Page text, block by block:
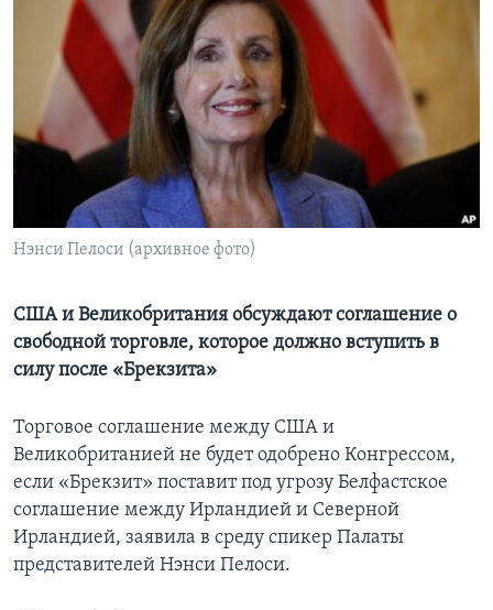
Learning English
СОЦИАЛЬНЫЕ СЕТИ
Языки
Нэнси Пелоси (архивное фото)
США и Великобритания обсуждают соглашение о
свободной торговле, которое должно вступить в
силу после «Брекзита»
Торговое соглашение между США и
Великобританией не будет одобрено Конгрессом,
если «Брекзит» поставит под угрозу Белфастское
соглашение между Ирландией и Северной
Ирландией, заявила в среду спикер Палаты
представителей Нэнси Пелоси.